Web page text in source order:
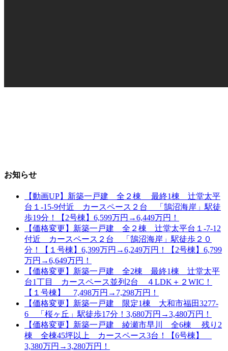
お知らせ
【動画UP】新築一戸建 全２棟 最終1棟 辻堂太平
台１-15-9付近 カースペース２台 「鵠沼海岸」駅徒
歩19分！【2号棟】6,599万円→6,449万円！
【価格変更】新築一戸建 全２棟 辻堂太平台１-7-12
付近 カースペース２台 「鵠沼海岸」駅徒歩２０
分！【１号棟】6,399万円→6,249万円！【2号棟】6,799
万円→6,649万円！
【価格変更】新築一戸建 全2棟 最終1棟 辻堂太平
台1丁目 カースペース並列2台 ４LDK＋２WIC！
【１号棟】 7,498万円→7,298万円！
【価格変更】新築一戸建 限定1棟 大和市福田3277-
6 「桜ヶ丘」駅徒歩17分！3,680万円→3,480万円！
【価格変更】新築一戸建 綾瀬市早川 全6棟 残り2
棟 全棟45坪以上 カースペース3台！【6号棟】
3,380万円→3,280万円！